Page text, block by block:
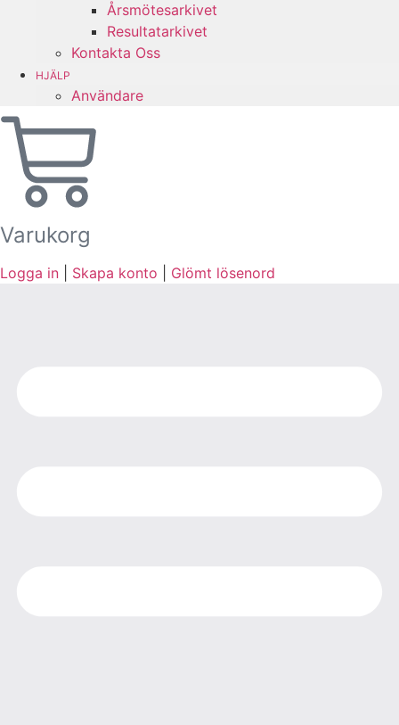
Årsmötesarkivet
Resultatarkivet
Kontakta Oss
HJÄLP
Användare
Varukorg
Logga in Skapa konto Glömt lösenord